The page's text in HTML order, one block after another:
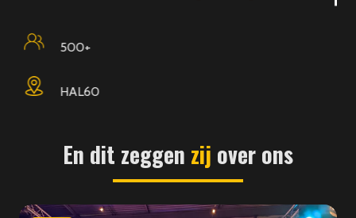
En dit zeggen zij over ons